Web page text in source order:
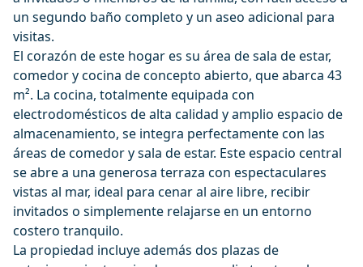
un segundo baño completo y un aseo adicional para
visitas.
El corazón de este hogar es su área de sala de estar,
comedor y cocina de concepto abierto, que abarca 43
m². La cocina, totalmente equipada con
electrodomésticos de alta calidad y amplio espacio de
almacenamiento, se integra perfectamente con las
áreas de comedor y sala de estar. Este espacio central
se abre a una generosa terraza con espectaculares
vistas al mar, ideal para cenar al aire libre, recibir
invitados o simplemente relajarse en un entorno
costero tranquilo.
La propiedad incluye además dos plazas de